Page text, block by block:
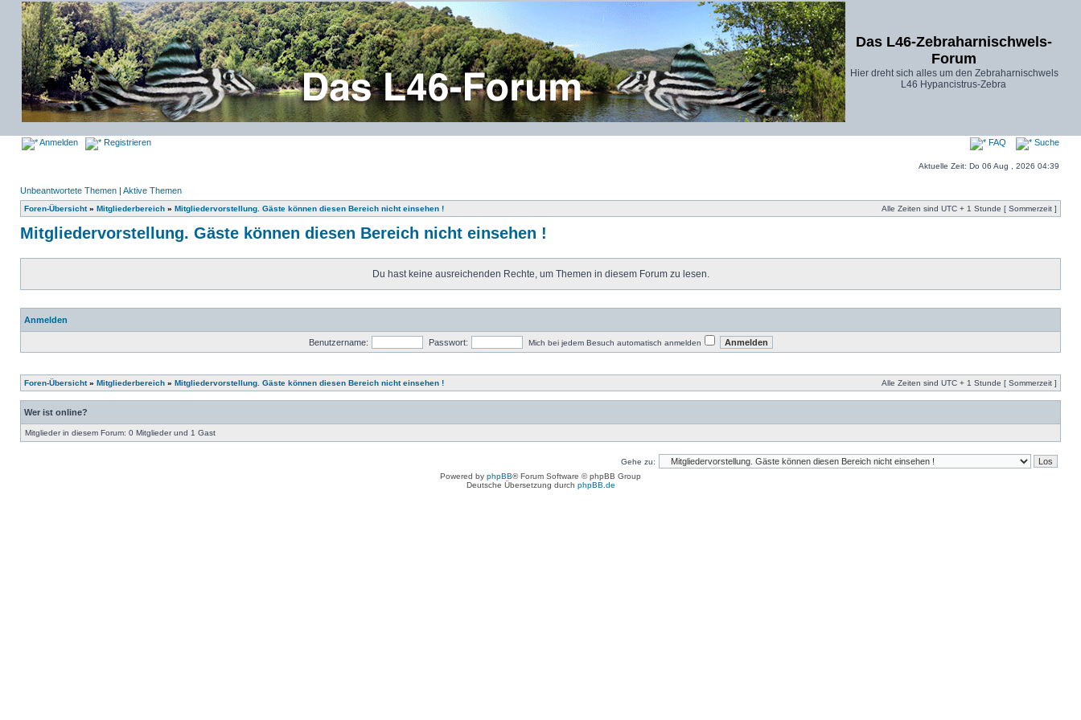
Das L46-Zebraharnischwels-
Forum
Hier dreht sich alles um den Zebraharnischwels
L46 Hypancistrus-Zebra
Anmelden Registrieren FAQ Suche
Aktuelle Zeit: Do 06 Aug , 2026 04:39
Unbeantwortete Themen | Aktive Themen
Foren-Übersicht» Mitgliederbereich » Mitgliedervorstellung. Gäste können diesen Bereich nicht einsehen ! Alle Zeiten sind UTC + 1 Stunde [ Sommerzeit ]
Mitgliedervorstellung. Gäste können diesen Bereich nicht einsehen !
Du hast keine ausreichenden Rechte, um Themen in diesem Forum zu lesen.
Anmelden
Benutzername: Passwort: Mich bei jedem Besuch automatisch anmelden
Foren-Übersicht» Mitgliederbereich » Mitgliedervorstellung. Gäste können diesen Bereich nicht einsehen ! Alle Zeiten sind UTC + 1 Stunde [ Sommerzeit ]
Wer ist online?
Mitglieder in diesem Forum: 0 Mitglieder und 1 Gast
Gehe zu:
Powered by phpBB® Forum Software © phpBB Group
Deutsche Übersetzung durch phpBB.de